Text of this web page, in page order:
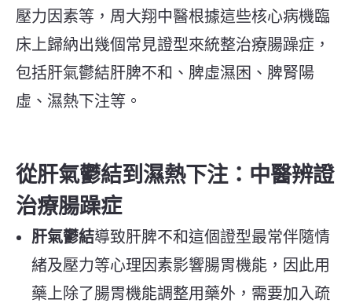
壓力因素等，周大翔中醫根據這些核心病機臨
床上歸納出幾個常見證型來統整治療腸躁症，
包括肝氣鬱結肝脾不和、脾虛濕困、脾腎陽
虛、濕熱下注等。
從肝氣鬱結到濕熱下注：中醫辨證
治療腸躁症
肝氣鬱結導致肝脾不和這個證型最常伴隨情
緒及壓力等心理因素影響腸胃機能，因此用
藥上除了腸胃機能調整用藥外，需要加入疏